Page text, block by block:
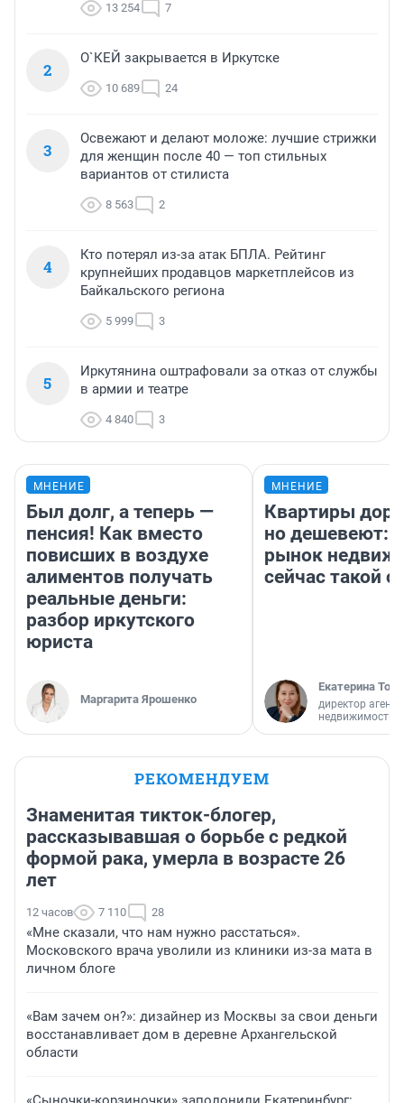
13 254 7
2
О`КЕЙ закрывается в Иркутске
10 689 24
3
Освежают и делают моложе: лучшие стрижки
для женщин после 40 — топ стильных
вариантов от стилиста
8 563 2
4
Кто потерял из-за атак БПЛА. Рейтинг
крупнейших продавцов маркетплейсов из
Байкальского региона
5 999 3
5
Иркутянина оштрафовали за отказ от службы
в армии и театре
4 840 3
МНЕНИЕ
Был долг, а теперь —
пенсия! Как вместо
повисших в воздухе
алиментов получать
реальные деньги:
разбор иркутского
юриста
Маргарита Ярошенко
МНЕНИЕ
Квартиры
но дешевеют:
рынок
сейчас такой
Екатерина
директор
недвижимости
РЕКОМЕНДУЕМ
Знаменитая тикток-блогер,
рассказывавшая о борьбе с редкой
формой рака, умерла в возрасте 26
лет
12 часов 7 110 28
«Мне сказали, что нам нужно расстаться».
Московского врача уволили из клиники из-за мата в
личном блоге
«Вам зачем он?»: дизайнер из Москвы за свои деньги
восстанавливает дом в деревне Архангельской
области